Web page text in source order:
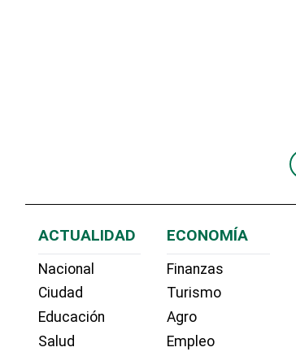
ACTUALIDAD
Nacional
Ciudad
Educación
Salud
ECONOMÍA
Finanzas
Turismo
Agro
Empleo